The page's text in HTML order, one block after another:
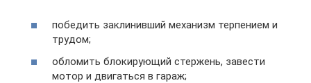
победить заклинивший механизм терпением и
трудом;
обломить блокирующий стержень, завести
мотор и двигаться в гараж;